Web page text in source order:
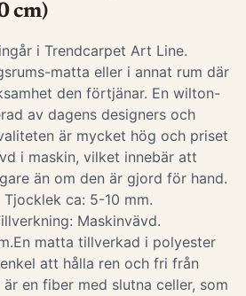
cm)
i Trendcarpet Art Line.
matta eller i annat rum där
den förtjänar. En wilton-
av dagens designers och
är mycket hög och priset
i maskin, vilket innebär att
än om den är gjord för hand.
ca: 5-10 mm.
Maskinvävd.
En matta tillverkad i polyester
att hålla ren och fri från
en fiber med slutna celler, som